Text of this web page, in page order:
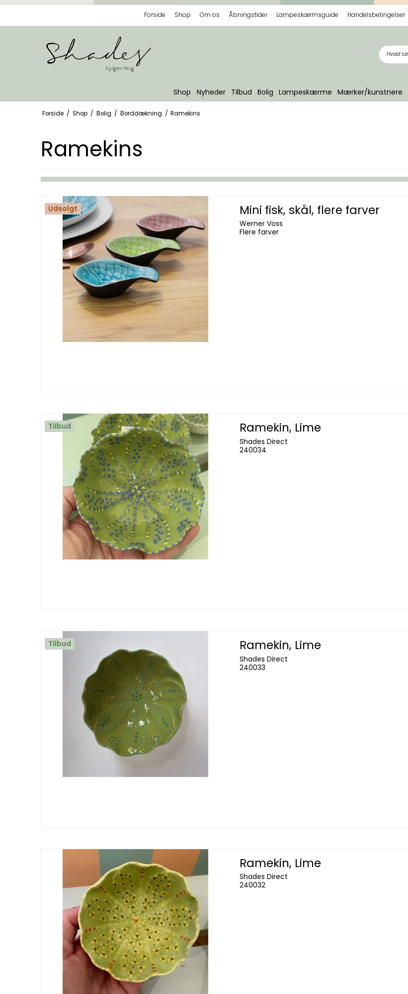
Forside Shop Om os Åbningstider Lampeskærmsguide Handelsbetingelser
Shop Nyheder Tilbud Bolig Lampeskærme Mærker/kunstnere
Forside / Shop / Bolig / Borddækning / Ramekins
Ramekins
Udsolgt Mini fisk, skål, flere farver
Werner Voss
Flere farver
Tilbud Ramekin, Lime
Shades Direct
240034
Tilbud Ramekin, Lime
Shades Direct
240033
Ramekin, Lime
Shades Direct
240032